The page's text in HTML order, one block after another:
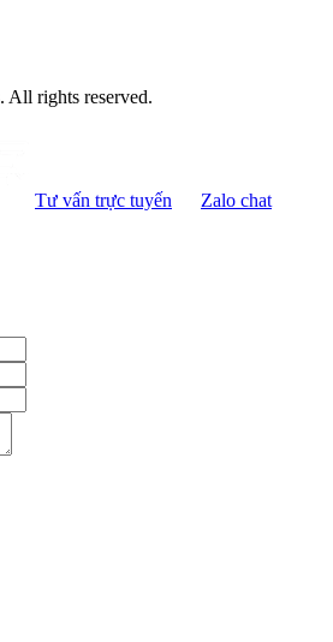
rights reserved.
Tư vấn trực tuyến Zalo chat